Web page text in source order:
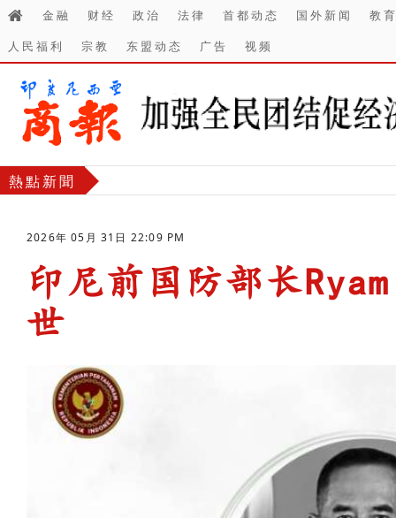
金融 财经 政治 法律 首都动态 国外新闻
教
人民福利
宗教 东盟动态 广告 视频
熱點新聞
2026年 05月 31日 22:09 PM
印尼前国防部长
世